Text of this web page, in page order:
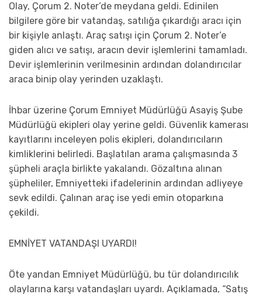
Olay, Çorum 2. Noter’de meydana geldi. Edinilen
bilgilere göre bir vatandaş, satılığa çıkardığı aracı için
bir kişiyle anlaştı. Araç satışı için Çorum 2. Noter’e
giden alıcı ve satışı, aracın devir işlemlerini tamamladı.
Devir işlemlerinin verilmesinin ardından dolandırıcılar
araca binip olay yerinden uzaklaştı.
İhbar üzerine Çorum Emniyet Müdürlüğü Asayiş Şube
Müdürlüğü ekipleri olay yerine geldi. Güvenlik kamerası
kayıtlarını inceleyen polis ekipleri, dolandırıcıların
kimliklerini belirledi. Başlatılan arama çalışmasında 3
şüpheli araçla birlikte yakalandı. Gözaltına alınan
şüpheliler, Emniyetteki ifadelerinin ardından adliyeye
sevk edildi. Çalınan araç ise yedi emin otoparkına
çekildi.
EMNİYET VATANDAŞI UYARDI!
Öte yandan Emniyet Müdürlüğü, bu tür dolandırıcılık
olaylarına karşı vatandaşları uyardı. Açıklamada, “Satış